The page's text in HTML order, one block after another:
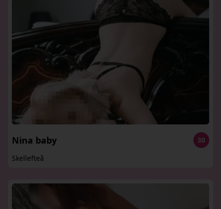
Nina baby
30
Skellefteå